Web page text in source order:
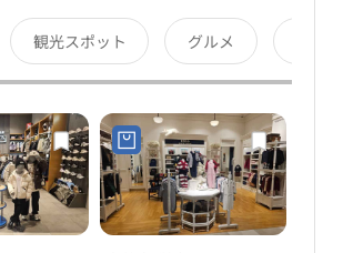
観光スポット グルメ